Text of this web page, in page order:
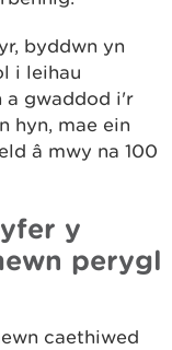
byddwn yn
i leihau
a gwaddod i'r
hyn, mae ein
â mwy na 100
y
perygl
caethiwed